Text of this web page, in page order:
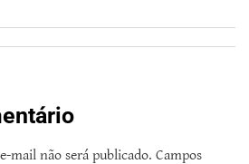
mail não será publicado. Campos